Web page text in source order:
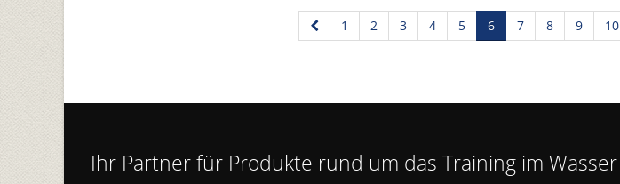
1 2 3 4 5 6 7 8 9 10
Ihr Partner für Produkte rund um das Training im Wasser